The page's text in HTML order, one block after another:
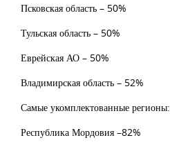
Псковская область – 50%
Тульская область – 50%
Еврейская АО – 50%
Владимирская область – 52%
Самые укомплектованные регионы:
Республика Мордовия –82%